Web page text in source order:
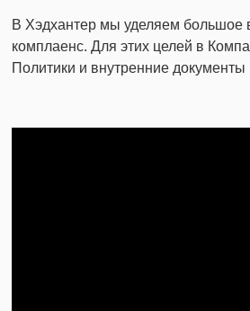
В Хэдхантер мы уделяем большое
комплаенс. Для этих целей в
Политики и внутренние документы